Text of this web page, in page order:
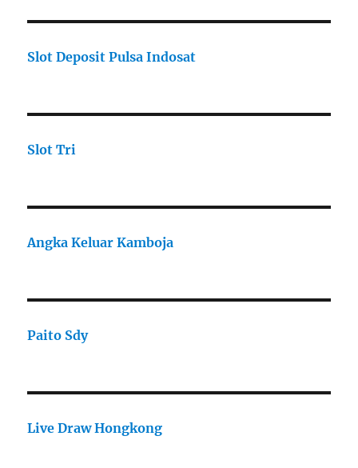
Slot Deposit Pulsa Indosat
Slot Tri
Angka Keluar Kamboja
Paito Sdy
Live Draw Hongkong